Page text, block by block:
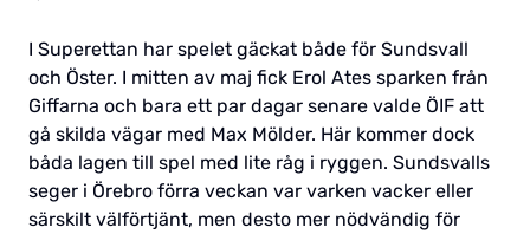
I Superettan har spelet gäckat både för Sundsvall
och Öster. I mitten av maj fick Erol Ates sparken från
Giffarna och bara ett par dagar senare valde ÖIF att
gå skilda vägar med Max Mölder. Här kommer dock
båda lagen till spel med lite råg i ryggen. Sundsvalls
seger i Örebro förra veckan var varken vacker eller
särskilt välförtjänt, men desto mer nödvändig för